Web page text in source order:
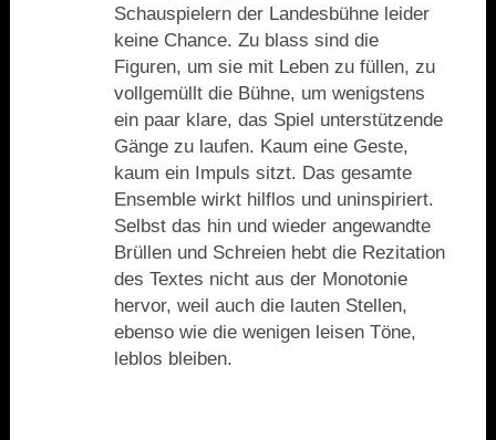
Schauspielern der Landesbühne leider
keine Chance. Zu blass sind die
Figuren, um sie mit Leben zu füllen, zu
vollgemüllt die Bühne, um wenigstens
ein paar klare, das Spiel unterstützende
Gänge zu laufen. Kaum eine Geste,
kaum ein Impuls sitzt. Das gesamte
Ensemble wirkt hilflos und uninspiriert.
Selbst das hin und wieder angewandte
Brüllen und Schreien hebt die Rezitation
des Textes nicht aus der Monotonie
hervor, weil auch die lauten Stellen,
ebenso wie die wenigen leisen Töne,
leblos bleiben.